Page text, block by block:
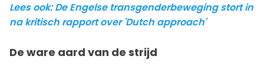
Lees ook: De Engelse transgenderbeweging stort in
na kritisch rapport over 'Dutch approach'
De ware aard van de strijd